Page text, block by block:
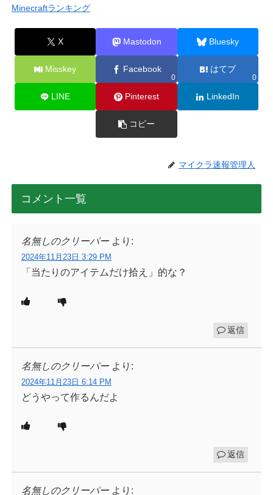
Minecraftランキング
X Mastodon Bluesky
Misskey Facebook
0
はてブ
0
LINE Pinterest LinkedIn
コピー
マイクラ速報管理人
コメント一覧
名無しのクリーパー より:
2024年11月23日 3:29 PM
「当たりのアイテムだけ拾え」的な？
返信
名無しのクリーパー より:
2024年11月23日 6:14 PM
どうやって作るんだよ
返信
名無しのクリーパー より: